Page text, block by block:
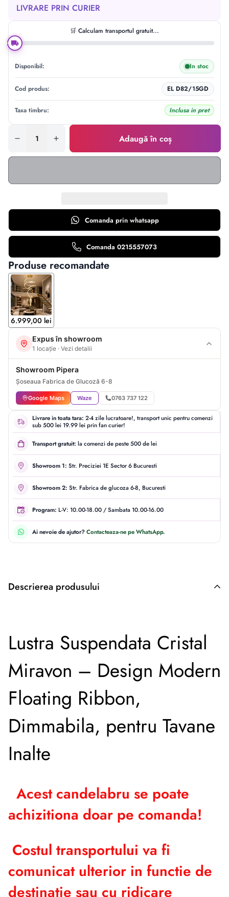
LIVRARE PRIN CURIER
🛒 Calculam transportul gratuit...
Disponibil: In stoc
Cod produs: EL D82/15GD
Taxa timbru: Inclusa in pret
Adaugă în coș
Comanda prin whatsapp
Comanda 0215557073
Produse recomandate
6.999,00 lei
Expus în showroom
1 locație · Vezi detalii
Showroom Pipera
Șoseaua Fabrica de Glucoză 6-8
Google Maps Waze 0763 737 122
Livrare in toata tara: 2-4 zile lucratoare!, transport unic pentru comenzi
sub 500 lei 19.99 lei prin fan curier!
Transport gratuit: la comenzi de peste 500 de lei
Showroom 1: Str. Preciziei 1E Sector 6 Bucuresti
Showroom 2: Str. Fabrica de glucoza 6-8, Bucuresti
Program: L-V: 10.00-18.00 / Sambata 10.00-16.00
Ai nevoie de ajutor?Contacteaza-ne pe WhatsApp.
Descrierea produsului
Lustra Suspendata Cristal
Miravon – Design Modern
Floating Ribbon,
Dimmabila, pentru Tavane
Inalte
Acest candelabru se poate
achizitiona doar pe comanda!
Costul transportului va fi
comunicat ulterior in functie de
destinatie sau cu ridicare